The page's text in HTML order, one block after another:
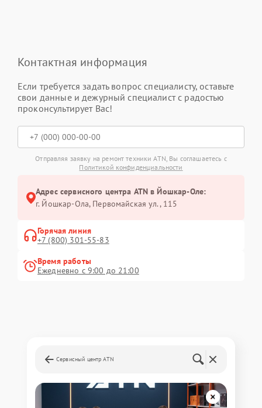
Контактная информация
Если требуется задать вопрос специалисту, оставьте
свои данные и дежурный специалист с радостью
проконсультирует Вас!
Отправляя заявку на ремонт техники ATN, Вы соглашаетесь с
Политикой конфиденциальности
Адрес сервисного центра ATN в Йошкар-Оле:
г. Йошкар-Ола, Первомайская ул., 115
Горячая линия
+7 (800) 301-55-83
Время работы
Ежедневно с 9:00 до 21:00
Сервисный центр ATN